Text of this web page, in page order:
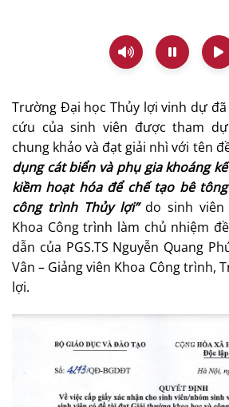
Trường Đại học Thủy lợi vinh dự
cứu của sinh viên được tham
chung khảo và đạt giải nhì với tên
dụng cát biển và phụ gia khoáng
kiềm hoạt hóa để chế tạo bê
công trình Thủy lợi” do sinh
Khoa Công trình làm chủ nhiệm
dẫn của PGS.TS Nguyễn Quang
Vân – Giảng viên Khoa Công trình,
lợi.